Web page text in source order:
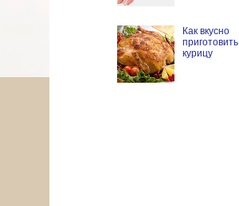
Как вкусно
приготовить
курицу